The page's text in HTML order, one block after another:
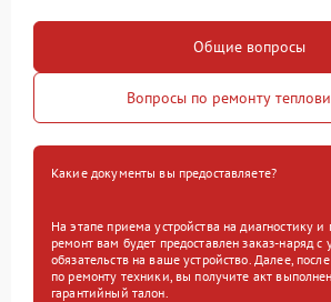
Общие вопросы
Вопросы по ремонту
Какие документы вы предоставляете?
На этапе приема устройства на диагностику
ремонт вам будет предоставлен заказ-наряд с
обязательств на ваше устройство. Далее,
по ремонту техники, вы получите акт
гарантийный талон.